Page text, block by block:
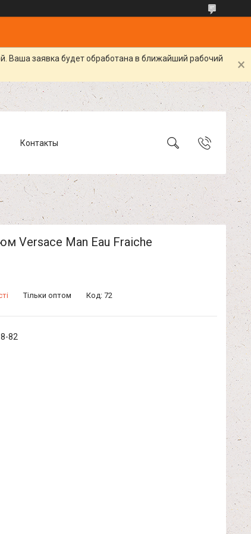
Ваша заявка будет обработана в ближайший рабочий
Контакты
Versace Man Eau Fraiche
Тільки оптом Код: 72
82